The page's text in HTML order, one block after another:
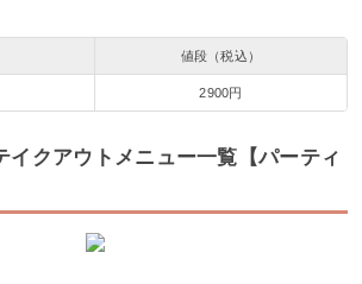
値段（税込）
2900円
イクアウトメニュー一覧【パーティ